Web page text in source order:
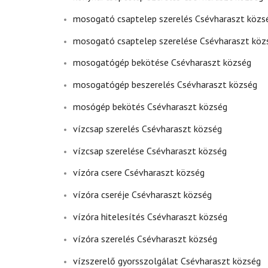
mosogató csaptelep szerelés Csévharaszt
mosogató csaptelep szerelése Csévharaszt
mosogatógép bekötése Csévharaszt község
mosogatógép beszerelés Csévharaszt község
mosógép bekötés Csévharaszt község
vízcsap szerelés Csévharaszt község
vízcsap szerelése Csévharaszt község
vízóra csere Csévharaszt község
vízóra cseréje Csévharaszt község
vízóra hitelesítés Csévharaszt község
vízóra szerelés Csévharaszt község
vízszerelő gyorsszolgálat Csévharaszt község